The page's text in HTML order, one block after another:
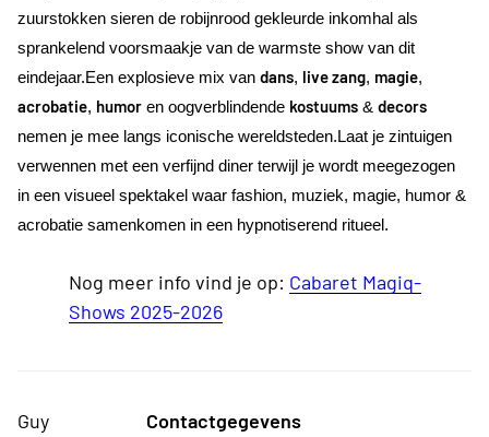
zuurstokken sieren de robijnrood gekleurde inkomhal als
sprankelend voorsmaakje van de warmste show van dit
eindejaar.Een explosieve mix van dans, live zang, magie,
acrobatie, humor en oogverblindende kostuums & decors
nemen je mee langs iconische wereldsteden.Laat je zintuigen
verwennen met een verfijnd diner terwijl je wordt meegezogen
in een visueel spektakel waar fashion, muziek, magie, humor &
acrobatie samenkomen in een hypnotiserend ritueel.
Nog meer info vind je op: Cabaret Magiq-
Shows 2025-2026
Guy
Contactgegevens